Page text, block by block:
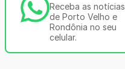
Receba as notícias
de Porto Velho e
Rondônia no seu
celular.